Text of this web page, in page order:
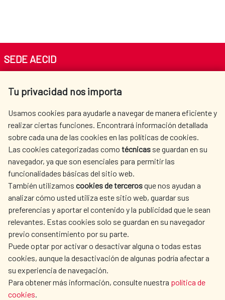
Tu privacidad nos importa
Usamos cookies para ayudarle a navegar de manera eficiente y
realizar ciertas funciones. Encontrará información detallada
sobre cada una de las cookies en las políticas de cookies.
Las cookies categorizadas como técnicas se guardan en su
navegador, ya que son esenciales para permitir las
funcionalidades básicas del sitio web.
También utilizamos cookies de tercerosque nos ayudan a
analizar cómo usted utiliza este sitio web, guardar sus
preferencias y aportar el contenido y la publicidad que le sean
relevantes. Estas cookies solo se guardan en su navegador
previo consentimiento por su parte.
Puede optar por activar o desactivar alguna o todas estas
cookies, aunque la desactivación de algunas podría afectar a
su experiencia de navegación.
Para obtener más información, consulte nuestra política de
cookies.
SEDE AECID
Tel. +34 900 20 30 54​​​​​​​
AECID
WHERE DO WE COOPERATE?
SPANISH HUMANITARIAN
ACTION
PRESS ROOM
CULTURE AND SCIENCE LIBRARY
OUR SOCIAL MEDIA